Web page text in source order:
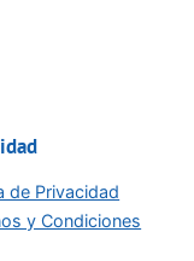
de Privacidad
y Condiciones